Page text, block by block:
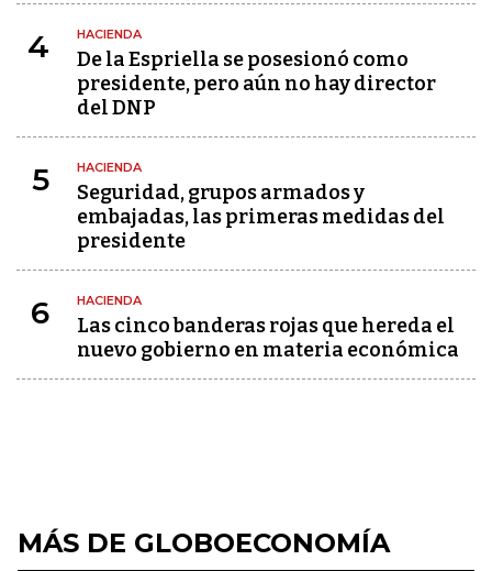
4 HACIENDA
De la Espriella se posesionó como
presidente, pero aún no hay director
del DNP
5 HACIENDA
Seguridad, grupos armados y
embajadas, las primeras medidas del
presidente
6 HACIENDA
Las cinco banderas rojas que hereda el
nuevo gobierno en materia económica
MÁS DE GLOBOECONOMÍA